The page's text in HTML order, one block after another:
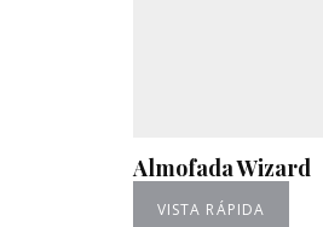
Almofada Wizard
VISTA RÁPIDA